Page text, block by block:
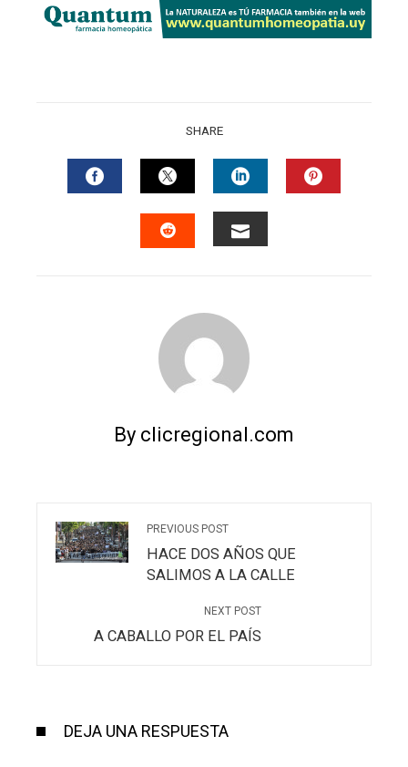
SHARE
FACEBOOKTWITTERLINKEDIN
By clicregional.com
PREVIOUS POST
HACE DOS AÑOS QUE
SALIMOS A LA CALLE
NEXT POST
A CABALLO POR EL PAÍS
DEJA UNA RESPUESTA